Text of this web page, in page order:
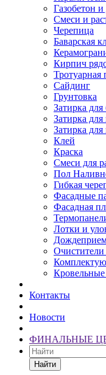
Газобетон
Смеси и
Черепица
Баварская
Кирпич
Тротуарная
Сайдинг
Грунтовка
Затирка для
Затирка
Затирка
Клей
Краска
Смеси для
Пол
Гибкая
Фасадные
Фасадная
Лотки и
Очистители
Контакты
Новости
ФИНАЛЬНЫЕ
Найти